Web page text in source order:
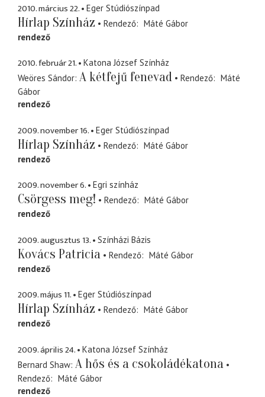
2010. március 22. Eger Stúdiószínpad
Hírlap Színház Rendező
Máté Gábor
rendező
2010. február 21.
Katona József Színház
Weöres Sándor A kétfejű fenevad Rendező
Máté
Gábor
rendező
2009. november 16. Eger Stúdiószínpad
Hírlap Színház Rendező
Máté Gábor
rendező
2009. november 6. Egri színház
Csörgess meg! Rendező
Máté Gábor
rendező
2009. augusztus 13. Színházi Bázis
Kovács Patricia Rendező
Máté Gábor
rendező
2009. május 11. Eger Stúdiószínpad
Hírlap Színház Rendező
Máté Gábor
rendező
2009. április 24.
Katona József Színház
Bernard Shaw A hős és a csokoládékatona
Rendező
Máté Gábor
rendező